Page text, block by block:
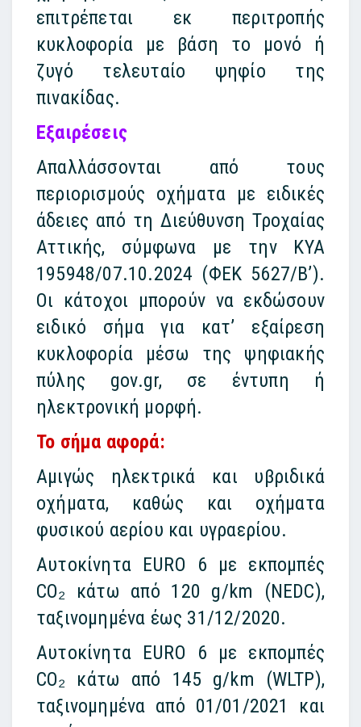
επιτρέπεται εκ περιτροπής
κυκλοφορία με βάση το μονό ή
ζυγό τελευταίο ψηφίο της
πινακίδας.
Εξαιρέσεις
Απαλλάσσονται από τους
περιορισμούς οχήματα με ειδικές
άδειες από τη Διεύθυνση Τροχαίας
Αττικής, σύμφωνα με την ΚΥΑ
195948/07.10.2024 (ΦΕΚ 5627/Β’).
Οι κάτοχοι μπορούν να εκδώσουν
ειδικό σήμα για κατ’ εξαίρεση
κυκλοφορία μέσω της ψηφιακής
πύλης gov.gr, σε έντυπη ή
ηλεκτρονική μορφή.
Το σήμα αφορά:
Αμιγώς ηλεκτρικά και υβριδικά
οχήματα, καθώς και οχήματα
φυσικού αερίου και υγραερίου.
Αυτοκίνητα EURO 6 με εκπομπές
CO₂ κάτω από 120 g/km (NEDC),
ταξινομημένα έως 31/12/2020.
Αυτοκίνητα EURO 6 με εκπομπές
CO₂ κάτω από 145 g/km (WLTP),
ταξινομημένα από 01/01/2021 και